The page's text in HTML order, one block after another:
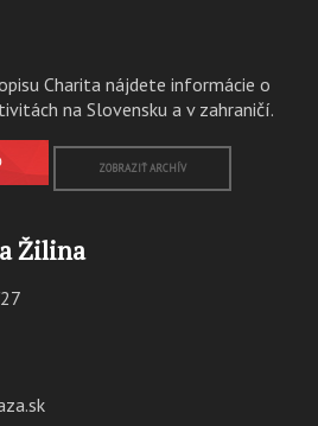
Charita nájdete informácie o
na Slovensku a v zahraničí.
ZOBRAZIŤ ARCHÍV
Žilina